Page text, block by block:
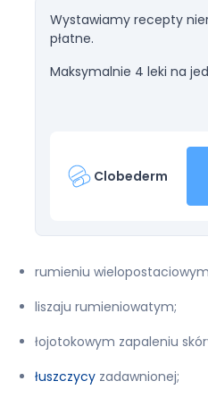
Wystawiamy recepty
płatne.
Maksymalnie 4 leki na
Clobederm
rumieniu
liszaju rumieniowatym;
łojotokowym zapaleniu
łuszczycy zadawnionej;